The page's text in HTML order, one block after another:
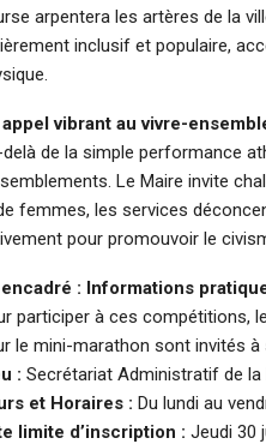
arpentera les artères de la
inclusif et populaire,
appel vibrant au vivre-
de la simple performance
Le Maire invite
femmes, les services
pour promouvoir le
encadré : Informations
participer à ces compétitions,
le mini-marathon sont invités à
: Secrétariat Administratif de la
et Horaires : Du lundi au
limite d’inscription : Jeudi 30